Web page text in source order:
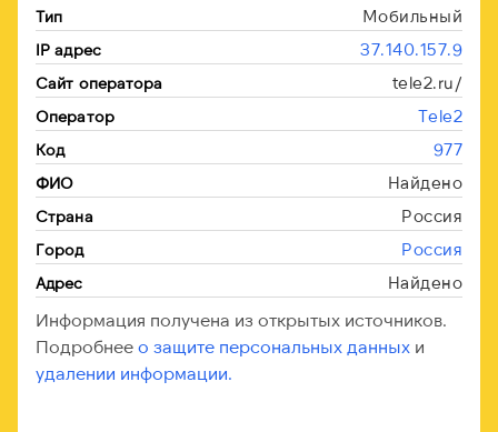
Тип Мобильный
IP адрес 37.140.157.9
Сайт оператора tele2.ru/
Оператор Tele2
Код 977
ФИО Найдено
Страна Россия
Город Россия
Адрес Найдено
Информация получена из открытых источников.
Подробнее о защите персональных данных и
удалении информации.